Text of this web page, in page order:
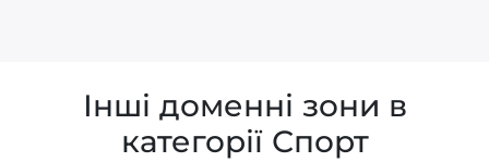
Інші доменні зони в
категорії Спорт